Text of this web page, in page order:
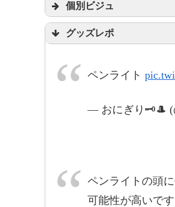
個別ビジュ
グッズレポ
ペンライト
— おにぎり🗝🎩
ペンライトの頭
可能性が高いで